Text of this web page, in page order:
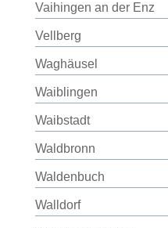
Vaihingen an der Enz
Vellberg
Waghäusel
Waiblingen
Waibstadt
Waldbronn
Waldenbuch
Walldorf